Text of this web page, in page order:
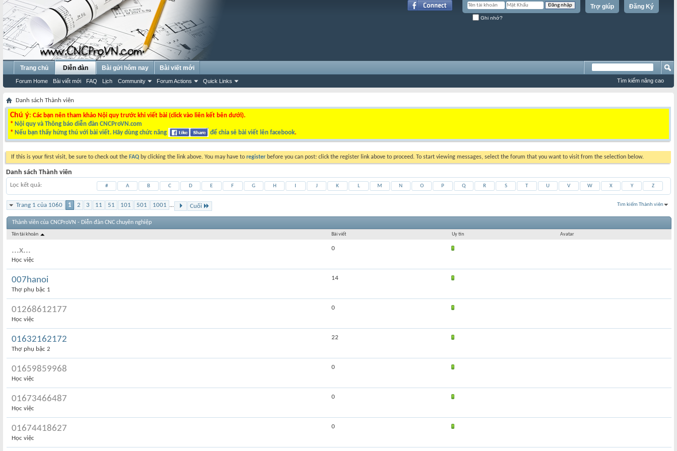
Đăng Ký
Trợ giúp
Ghi nhớ?
Trang chủ Diễn đàn
Forum Home Bài viết mới FAQ Lịch Community Forum Actions Quick Links
Bài gửi hôm nay Bài viết mới
Tìm kiếm nâng cao
Danh sách Thành viên
Chú ý: Các bạn nên tham khảo Nội quy trước khi viết bài (click vào liên kết bên dưới).
* Nội quy và Thông báo diễn đàn CNCProVN.com
* Nếu bạn thấy hứng thú với bài viết. Hãy dùng chức năng để chia sẻ bài viết lên facebook.
If this is your first visit, be sure to check out the FAQ by clicking the link above. You may have to register before you can post: click the register link above to proceed. To start viewing messages, select the forum that you want to visit from the selection below.
Danh sách Thành viên
Lọc kết quả # A B C D E F G H J K L M N O P Q R S T U V W X Y Z
Trang 1 của 1060 1 2 3 11 51 101 501 1001 ... Cuối Tìm kiếm Thành viên
Thành viên của CNCProVN - Diễn đàn CNC chuyên nghiệp
Tên tài khoản Bài viết Uy tín Avatar
...x...
Học việc
0
007hanoi
Thợ phụ bậc 1
14
01268612177
Học việc
0
01632162172
Thợ phụ bậc 2
22
01659859968
Học việc
0
01673466487
Học việc
0
01674418627
Học việc
0